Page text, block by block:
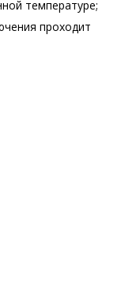
температуре;
проходит